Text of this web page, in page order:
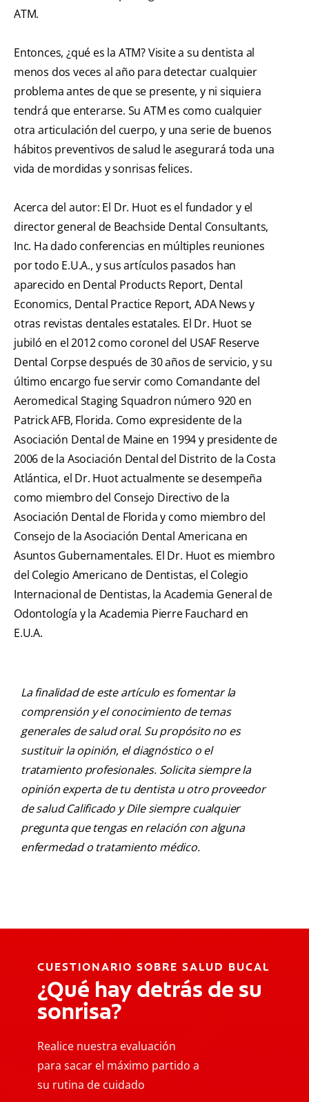
ATM.
Entonces, ¿qué es la ATM? Visite a su dentista al
menos dos veces al año para detectar cualquier
problema antes de que se presente, y ni siquiera
tendrá que enterarse. Su ATM es como cualquier
otra articulación del cuerpo, y una serie de buenos
hábitos preventivos de salud le asegurará toda una
vida de mordidas y sonrisas felices.
Acerca del autor: El Dr. Huot es el fundador y el
director general de Beachside Dental Consultants,
Inc. Ha dado conferencias en múltiples reuniones
por todo E.U.A., y sus artículos pasados han
aparecido en Dental Products Report, Dental
Economics, Dental Practice Report, ADA News y
otras revistas dentales estatales. El Dr. Huot se
jubiló en el 2012 como coronel del USAF Reserve
Dental Corpse después de 30 años de servicio, y su
último encargo fue servir como Comandante del
Aeromedical Staging Squadron número 920 en
Patrick AFB, Florida. Como expresidente de la
Asociación Dental de Maine en 1994 y presidente de
2006 de la Asociación Dental del Distrito de la Costa
Atlántica, el Dr. Huot actualmente se desempeña
como miembro del Consejo Directivo de la
Asociación Dental de Florida y como miembro del
Consejo de la Asociación Dental Americana en
Asuntos Gubernamentales. El Dr. Huot es miembro
del Colegio Americano de Dentistas, el Colegio
Internacional de Dentistas, la Academia General de
Odontología y la Academia Pierre Fauchard en
E.U.A.
La finalidad de este artículo es fomentar la
comprensión y el conocimiento de temas
generales de salud oral. Su propósito no es
sustituir la opinión, el diagnóstico o el
tratamiento profesionales. Solicita siempre la
opinión experta de tu dentista u otro proveedor
de salud Calificado y Dile siempre cualquier
pregunta que tengas en relación con alguna
enfermedad o tratamiento médico.
CUESTIONARIO SOBRE SALUD BUCAL
¿Qué hay detrás de su
sonrisa?
Realice nuestra evaluación
para sacar el máximo partido a
su rutina de cuidado